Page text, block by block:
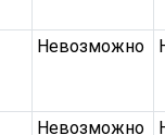
Невозможно
Невозможно